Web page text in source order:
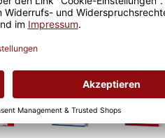
zum Verschenken